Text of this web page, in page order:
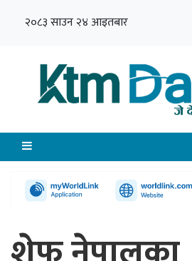
२०८३ साउन २४ आइतबार